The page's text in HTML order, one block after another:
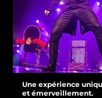
Une expérience
et émerveillement.